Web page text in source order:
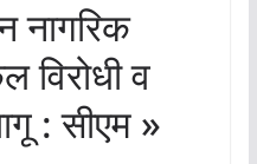
नागरिक
विरोधी व
: सीएम »